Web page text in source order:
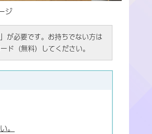
ジ
が必要です。お持ちでない方は
ド（無料）してください。
。